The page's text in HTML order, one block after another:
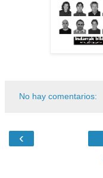
No hay comentarios:
‹